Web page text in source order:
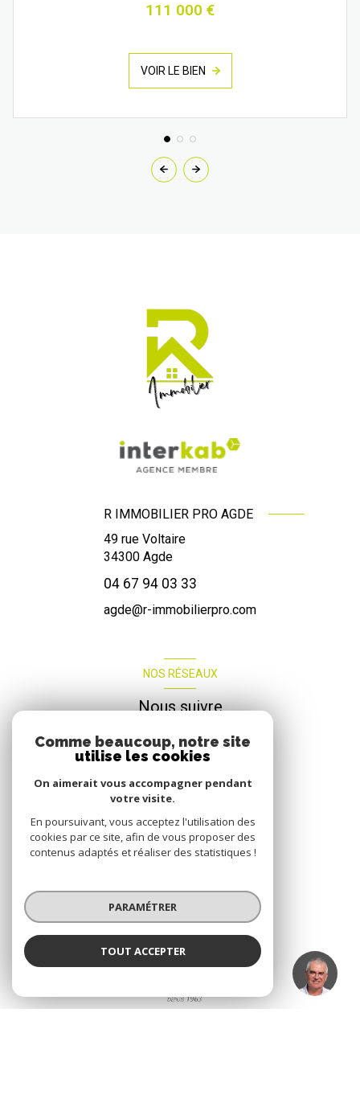
Alain MERLO
111 000 €
VOIR LE BIEN
R IMMOBILIER PRO AGDE
49 rue Voltaire
34300 Agde
04 67 94 03 33
agde@r-immobilierpro.com
NOS RÉSEAUX
Nous suivre
ADHÉRENTS
Nous adhérons
Comme beaucoup, notre site
utilise les cookies
On aimerait vous accompagner pendant
votre visite.
En poursuivant, vous acceptez l'utilisation des
cookies par ce site, afin de vous proposer des
contenus adaptés et réaliser des statistiques !
PARAMÉTRER
TOUT ACCEPTER